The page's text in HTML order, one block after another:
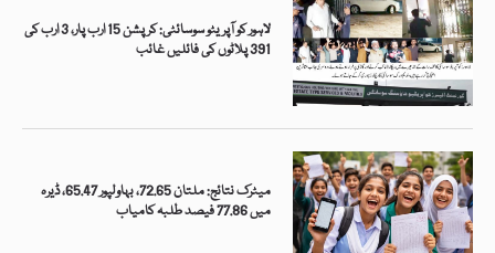
لاہور کو آپریٹو سوسائٹی: کرپشن 15 ارب پار، 3 ارب کی
391 پلاٹوں کی فائلیں غائب
میٹرک نتائج: ملتان 72.65، بہاولپور 65.47، ڈیرہ
میں 77.86 فیصد طلبہ کامیاب